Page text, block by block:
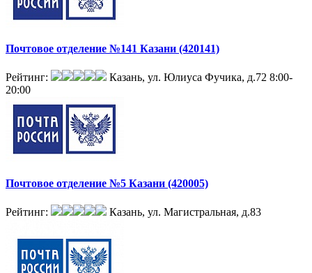
Почтовое отделение №141 Казани (420141)
Рейтинг: Казань, ул. Юлиуса Фучика, д.72 8:00-
20:00
Почтовое отделение №5 Казани (420005)
Рейтинг: Казань, ул. Магистральная, д.83